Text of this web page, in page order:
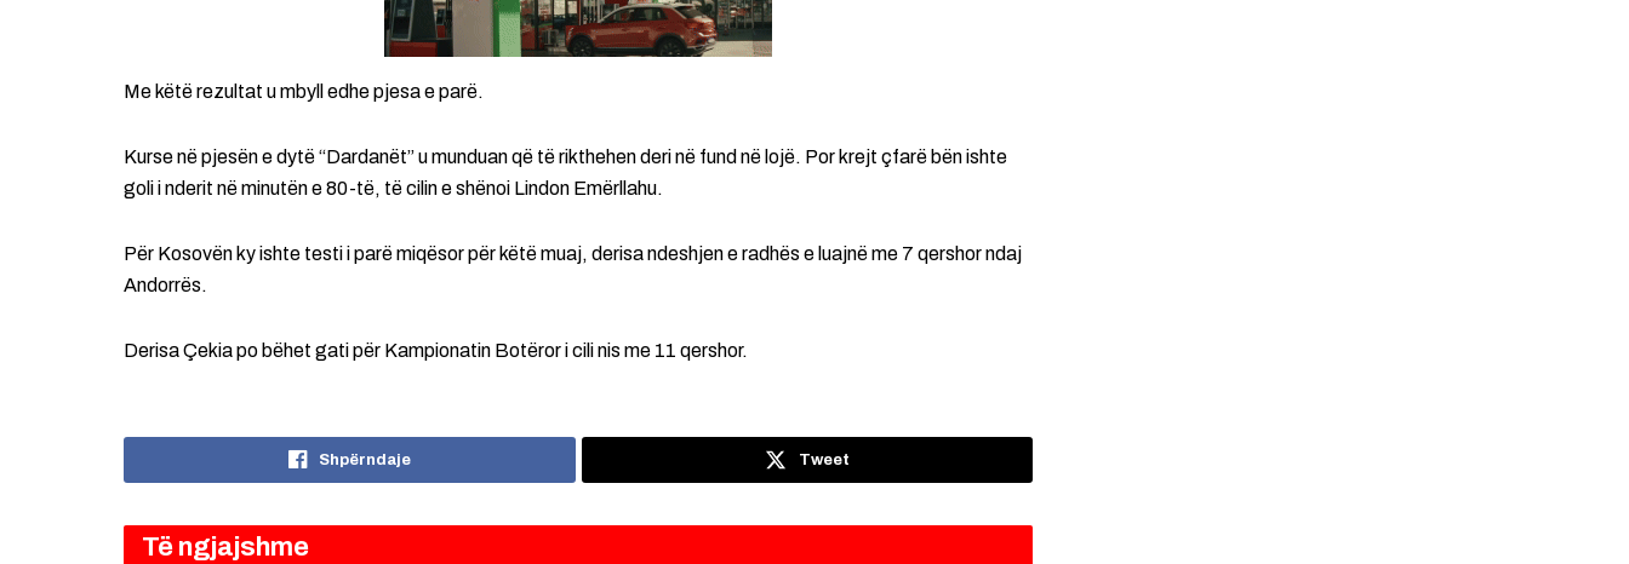
Me këtë rezultat u mbyll edhe pjesa e parë.
Kurse në pjesën e dytë “Dardanët” u munduan që të rikthehen deri në fund në lojë. Por krejt çfarë bën ishte
goli i nderit në minutën e 80-të, të cilin e shënoi Lindon Emërllahu.
Për Kosovën ky ishte testi i parë miqësor për këtë muaj, derisa ndeshjen e radhës e luajnë me 7 qershor ndaj
Andorrës.
Derisa Çekia po bëhet gati për Kampionatin Botëror i cili nis me 11 qershor.
Shpërndaje Tweet
Të ngjajshme